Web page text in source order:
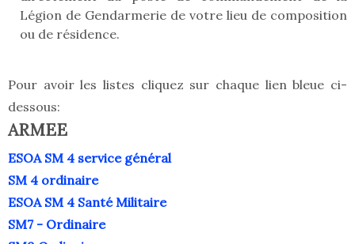
Légion de Gendarmerie de votre lieu de composition
ou de résidence.
Pour avoir les listes cliquez sur chaque lien bleue ci-
dessous:
ARMEE
ESOA SM 4 service général
SM 4 ordinaire
ESOA SM 4 Santé Militaire
SM7 - Ordinaire